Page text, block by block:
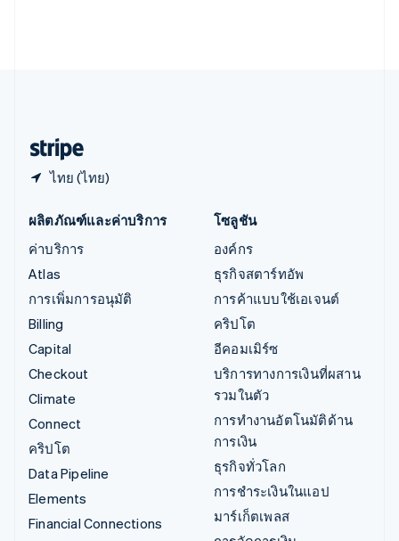
ไทย (ไทย)
ผลิตภัณฑ์และค่าบริการ
ค่าบริการ
Atlas
การเพิ่มการอนุมัติ
Billing
Capital
Checkout
Climate
Connect
คริปโต
Data Pipeline
Elements
Financial Connections
โซลูชัน
องค์กร
ธุรกิจสตาร์ทอัพ
การค้าแบบใช้เอเจนต์
คริปโต
อีคอมเมิร์ซ
บริการทางการเงินที่ผสาน
รวมในตัว
การทำงานอัตโนมัติด้าน
การเงิน
ธุรกิจทั่วโลก
การชำระเงินในแอป
มาร์เก็ตเพลส